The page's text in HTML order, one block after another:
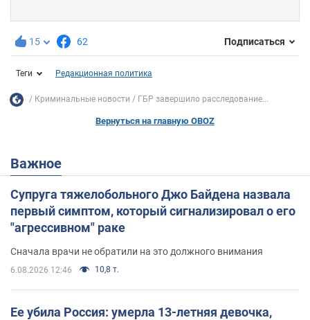
15 62 Подписаться
Теги Редакционная политика
Криминальные новости ГБР завершило расследование...
Вернуться на главную OBOZ
Важное
Супруга тяжелобольного Джо Байдена назвала
первый симптом, который сигнализировал о его
"агрессивном" раке
Сначала врачи не обратили на это должного внимания
6.08.2026 12:46 10,8 т.
Ее убила Россия: умерла 13-летняя девочка,